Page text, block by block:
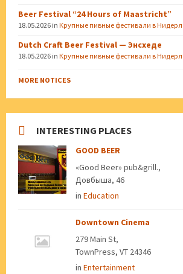
Beer Festival “24 Hours of Maastricht”
18.05.2026 in Крупные пивные фестивали в
Dutch Craft Beer Festival — Энсхеде
18.05.2026 in Крупные пивные фестивали в
MORE NOTICES
INTERESTING PLACES
GOOD BEER
«Good Beer» pub&grill.,
Довбыша, 46
in Education
Downtown Cinema
279 Main St,
TownPress, VT 24346
in Entertainment